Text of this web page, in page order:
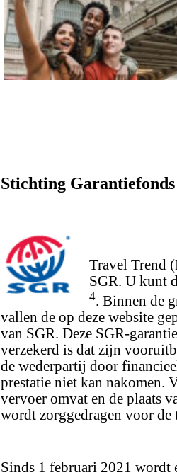
Stichting Garantiefonds
Travel Trend
SGR. U kunt
4. Binnen de
vallen de op deze website
van SGR. Deze SGR-
verzekerd is dat zijn
de wederpartij door
prestatie niet kan nakomen.
vervoer omvat en de plaats
wordt zorggedragen voor de
Sinds 1 februari 2021 wordt